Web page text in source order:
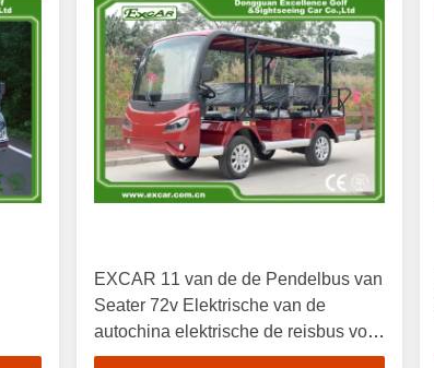
EXCAR 11 van de de Pendelbus van
Seater 72v Elektrische van de
autochina elektrische de reisbus voor
verkoop